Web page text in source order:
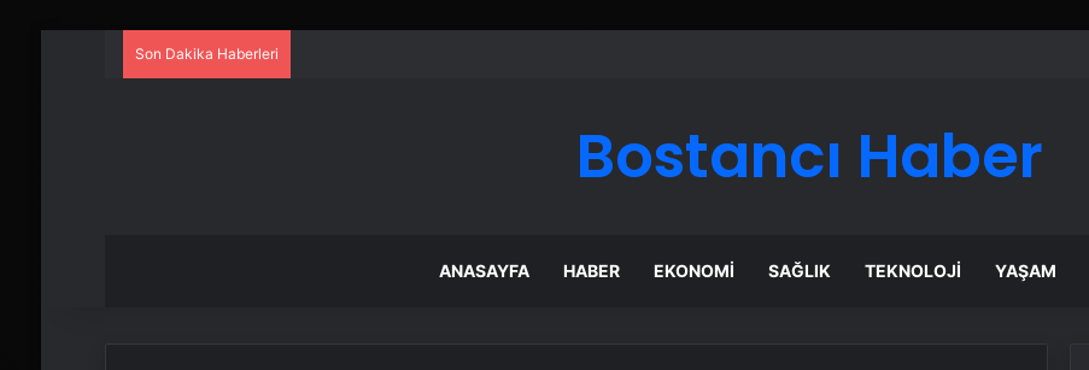
Son Dakika Haberleri
Bostancı Haber
ANASAYFA HABER EKONOMI SAĞLIK TEKNOLOJI YAŞAM